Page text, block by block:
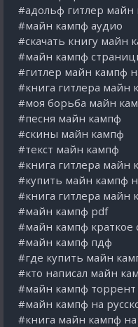
#адольф гитлер майн
#майн кампф аудио
#скачать книгу майн
#майн кампф
#гитлер майн кампф
#книга гитлера майн
#моя борьба майн
#песня майн кампф
#скины майн кампф
#текст майн кампф
#книга гитлера майн
#купить майн кампф
#книга гитлера майн
#майн кампф pdf
#майн кампф краткое
#майн кампф пдф
#где купить майн
#кто написал майн
#майн кампф торрент
#майн кампф на
#книга майн кампф на